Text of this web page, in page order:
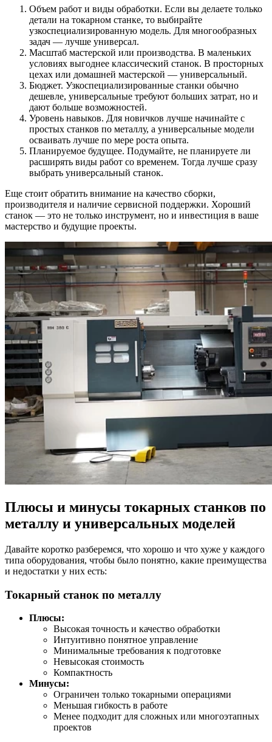
Объем работ и виды обработки. Если вы делаете только
детали на токарном станке, то выбирайте
узкоспециализированную модель. Для многообразных
задач — лучше универсал.
Масштаб мастерской или производства. В маленьких
условиях выгоднее классический станок. В просторных
цехах или домашней мастерской — универсальный.
Бюджет. Узкоспециализированные станки обычно
дешевле, универсальные требуют больших затрат, но и
дают больше возможностей.
Уровень навыков. Для новичков лучше начинайте с
простых станков по металлу, а универсальные модели
осваивать лучше по мере роста опыта.
Планируемое будущее. Подумайте, не планируете ли
расширять виды работ со временем. Тогда лучше сразу
выбрать универсальный станок.
Еще стоит обратить внимание на качество сборки,
производителя и наличие сервисной поддержки. Хороший
станок — это не только инструмент, но и инвестиция в ваше
мастерство и будущие проекты.
Плюсы и минусы токарных станков по
металлу и универсальных моделей
Давайте коротко разберемся, что хорошо и что хуже у каждого
типа оборудования, чтобы было понятно, какие преимущества
и недостатки у них есть:
Токарный станок по металлу
Плюсы:
Высокая точность и качество обработки
Интуитивно понятное управление
Минимальные требования к подготовке
Невысокая стоимость
Компактность
Минусы:
Ограничен только токарными операциями
Меньшая гибкость в работе
Менее подходит для сложных или многоэтапных
проектов